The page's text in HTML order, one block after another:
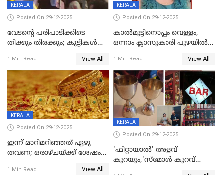
KERALA
Posted On 29-12-2025
വേടന്റെ പരിപാടിക്കിടെ
തിക്കും തിരക്കും; കുട്ടികള്‍
പരിക്ക്; പാളം മറികടന്ന
യുവാവ് ട്രെയിന്‍ തട്ടി മരിച്ചു
1 Min Read View All
KERALA
Posted On 29-12-2025
കാൽമുട്ടിനൊപ്പം വെള്ളം,
ഒന്നാം ക്ലാസുകാരി പുഴയിൽ
കുട്ടികൾക്കൊപ്പം
കളിക്കുന്നതിനിടെ
1 Min Read View All
KERALA
Posted On 29-12-2025
ഇന്ന് മാറിമറിഞ്ഞത് ഏഴു
തവണ; ഒരാഴ്ചയ്ക്ക് ശേഷം
1 Min Read View All
KERALA
Posted On 29-12-2025
'ഫിറ്റായാൽ' അളവ്
കുറയും,'സ്‌മോൾ കുറവ്